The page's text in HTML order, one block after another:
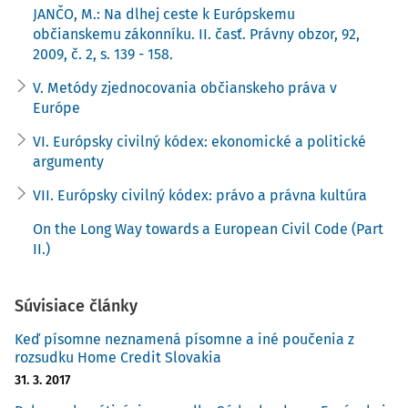
bezprostredne uplatniteľné a automaticky by nahrádzalo
vnútroštátne normy, ktoré by boli s ním v rozpore, alebo
smernice ako tradičného nástroja miernejšej
harmonizácie či aproximácie práva členských štátov.
Napriek tomu, že v prípade prijatia unifikovaných noriem
členské štáty neboli viazané ich doslovným textom, ale len
cieľom, ktoré tieto normy sledujú, Müller-Graff
výhoda použitia smerníc spočíva v kombinácii
členských štátov prijať také vnútroštátne predpisy, ktoré
považujú za adekvátne konkrétnemu právnemu systému a
formu dosiahnutia stanovených cieľov, rešpektovala
suverenita členských štátov. Aproximácia práva
prostredníctvom smerníc teda predstavuje spôsob
skombinovania potreby jednotných komunitárnych noriem
JANČO, M.: Na dlhej ceste k Európskemu
občianskemu zákonníku. II. časť. Právny obzor, 92,
2009, č. 2, s. 139 - 158.
V. Metódy zjednocovania občianskeho práva v
Európe
VI. Európsky civilný kódex: ekonomické a politické
argumenty
VII. Európsky civilný kódex: právo a právna kultúra
On the Long Way towards a European Civil Code (Part
II.)
Súvisiace články
Keď písomne neznamená písomne a iné poučenia z
rozsudku Home Credit Slovakia
31. 3. 2017